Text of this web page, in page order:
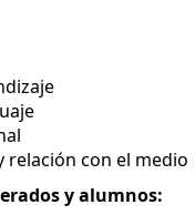
relación con el medio
y alumnos: